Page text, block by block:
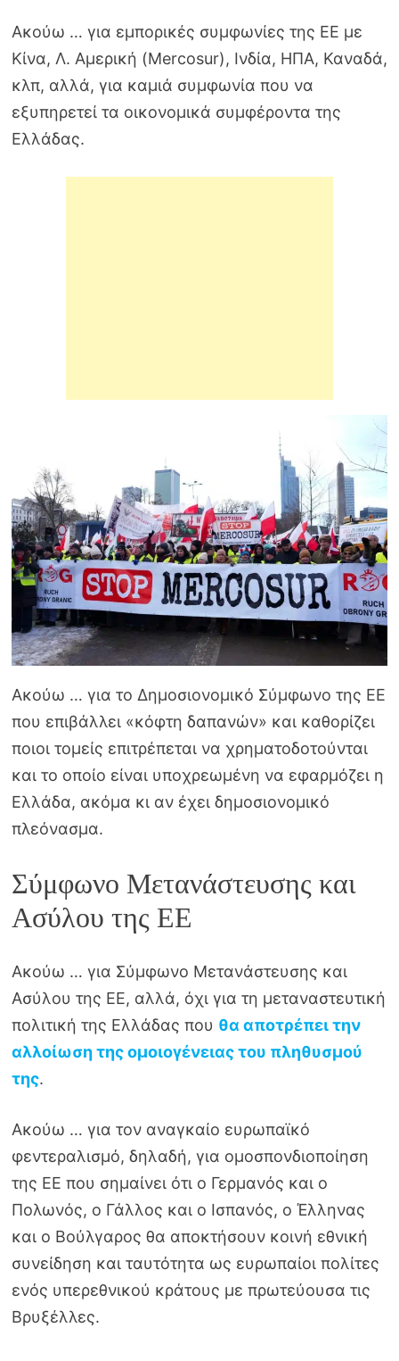
Ακούω … για εμπορικές συμφωνίες της ΕΕ με
Κίνα, Λ. Αμερική (Mercosur), Ινδία, ΗΠΑ, Καναδά,
κλπ, αλλά, για καμιά συμφωνία που να
εξυπηρετεί τα οικονομικά συμφέροντα της
Ελλάδας.
Ακούω … για το Δημοσιονομικό Σύμφωνο της ΕΕ
που επιβάλλει «κόφτη δαπανών» και καθορίζει
ποιοι τομείς επιτρέπεται να χρηματοδοτούνται
και το οποίο είναι υποχρεωμένη να εφαρμόζει η
Ελλάδα, ακόμα κι αν έχει δημοσιονομικό
πλεόνασμα.
Σύμφωνο Μετανάστευσης και
Ασύλου της ΕΕ
Ακούω … για Σύμφωνο Μετανάστευσης και
Ασύλου της ΕΕ, αλλά, όχι για τη μεταναστευτική
πολιτική της Ελλάδας που θα αποτρέπει την
αλλοίωση της ομοιογένειας του πληθυσμού
της.
Ακούω … για τον αναγκαίο ευρωπαϊκό
φεντεραλισμό, δηλαδή, για ομοσπονδιοποίηση
της ΕΕ που σημαίνει ότι ο Γερμανός και ο
Πολωνός, ο Γάλλος και ο Ισπανός, ο Έλληνας
και ο Βούλγαρος θα αποκτήσουν κοινή εθνική
συνείδηση και ταυτότητα ως ευρωπαίοι πολίτες
ενός υπερεθνικού κράτους με πρωτεύουσα τις
Βρυξέλλες.